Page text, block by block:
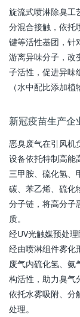
旋流式喷淋除臭工
分混合接触，依托
键等活性基团，针
游离异味分子，改
子活性，促进异味
（水中配比添加
新冠疫苗生产企
恶臭废气在引风机
设备依托特制高能
三甲胺、硫化氢、
碳、苯乙烯、硫化
分子链，将高分子
质。
经UV光触媒预处
经由喷淋组件雾化
废气内硫化氢、氨
构活性，助力臭气
依托水雾吸附、分
处理。